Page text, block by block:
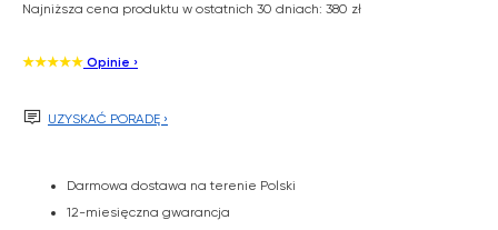
Najniższa cena produktu w ostatnich 30 dniach: 380 zł
★★★★★ Opinie ›
 UZYSKAĆ PORADĘ ›
Darmowa dostawa na terenie Polski
12-miesięczna gwarancja